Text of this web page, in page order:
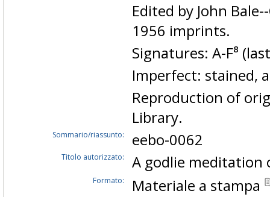
Edited by John
1956 imprints.
Signatures: A-F⁸
Imperfect: stained,
Reproduction of
Library.
Sommario/riassunto: eebo-0062
Titolo autorizzato: A godlie
Formato: Materiale a stampa